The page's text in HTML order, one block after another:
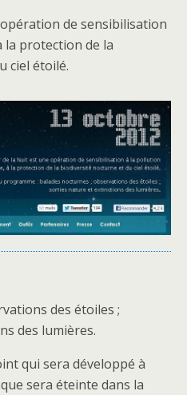
de sensibilisation
la protection de la
ciel étoilé.
des étoiles ;
des lumières.
qui sera développé à
sera éteinte dans la